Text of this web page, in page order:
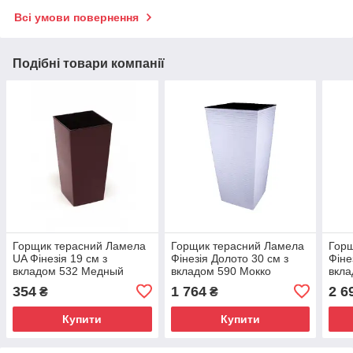
Всі умови повернення
Подібні товари компанії
Горщик терасний Ламела
UA Фінезія 19 см з
вкладом 532 Медный
354 ₴
Купити
Горщик терасний Ламела
Фінезія Долото 30 см з
вкладом 590 Мокко
1 764₴
Купити
2